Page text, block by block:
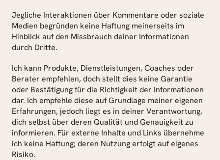
Jegliche Interaktionen über Kommentare oder soziale
Medien begründen keine Haftung meinerseits im
Hinblick auf den Missbrauch deiner Informationen
durch Dritte.
Ich kann Produkte, Dienstleistungen, Coaches oder
Berater empfehlen, doch stellt dies keine Garantie
oder Bestätigung für die Richtigkeit der Informationen
dar. Ich empfehle diese auf Grundlage meiner eigenen
Erfahrungen, jedoch liegt es in deiner Verantwortung,
dich selbst über deren Qualität und Genauigkeit zu
informieren. Für externe Inhalte und Links übernehme
ich keine Haftung; deren Nutzung erfolgt auf eigenes
Risiko.